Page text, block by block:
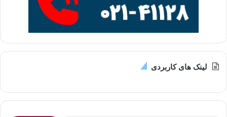
لینک های کاربردی